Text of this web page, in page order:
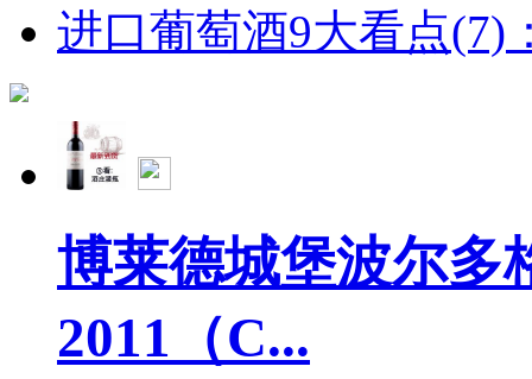
进口葡萄酒9大看点(7)
博莱德城堡波尔多
2011（C...